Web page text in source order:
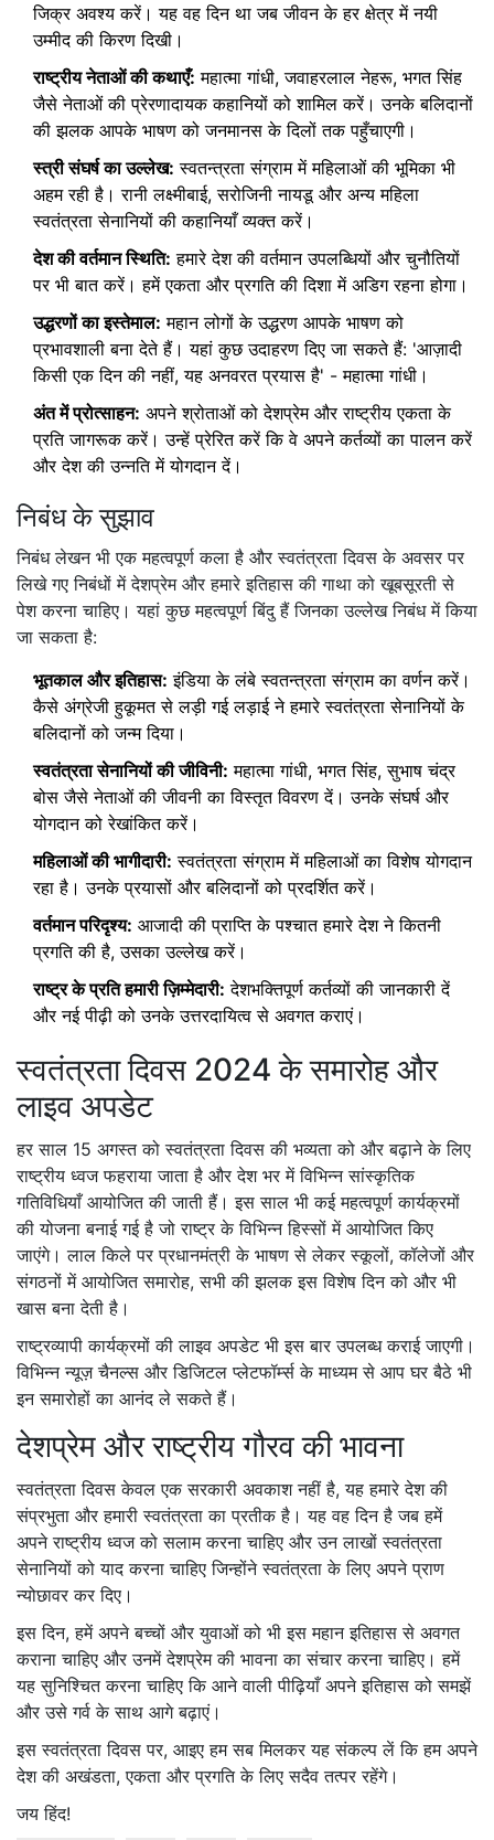
जिक्र अवश्य करें। यह वह दिन था जब जीवन के हर क्षेत्र में नयी
उम्मीद की किरण दिखी।
राष्ट्रीय नेताओं की कथाएँ: महात्मा गांधी, जवाहरलाल नेहरू, भगत सिंह
जैसे नेताओं की प्रेरणादायक कहानियों को शामिल करें। उनके बलिदानों
की झलक आपके भाषण को जनमानस के दिलों तक पहुँचाएगी।
स्त्री संघर्ष का उल्लेख: स्वतन्त्रता संग्राम में महिलाओं की भूमिका भी
अहम रही है। रानी लक्ष्मीबाई, सरोजिनी नायडू और अन्य महिला
स्वतंत्रता सेनानियों की कहानियाँ व्यक्त करें।
देश की वर्तमान स्थिति: हमारे देश की वर्तमान उपलब्धियों और चुनौतियों
पर भी बात करें। हमें एकता और प्रगति की दिशा में अडिग रहना होगा।
उद्धरणों का इस्तेमाल: महान लोगों के उद्धरण आपके भाषण को
प्रभावशाली बना देते हैं। यहां कुछ उदाहरण दिए जा सकते हैं: 'आज़ादी
किसी एक दिन की नहीं, यह अनवरत प्रयास है' - महात्मा गांधी।
अंत में प्रोत्साहन: अपने श्रोताओं को देशप्रेम और राष्ट्रीय एकता के
प्रति जागरूक करें। उन्हें प्रेरित करें कि वे अपने कर्तव्यों का पालन करें
और देश की उन्नति में योगदान दें।
निबंध के सुझाव
निबंध लेखन भी एक महत्वपूर्ण कला है और स्वतंत्रता दिवस के अवसर पर
लिखे गए निबंधों में देशप्रेम और हमारे इतिहास की गाथा को खूबसूरती से
पेश करना चाहिए। यहां कुछ महत्वपूर्ण बिंदु हैं जिनका उल्लेख निबंध में किया
जा सकता है:
भूतकाल और इतिहास: इंडिया के लंबे स्वतन्त्रता संग्राम का वर्णन करें।
कैसे अंग्रेजी हुकूमत से लड़ी गई लड़ाई ने हमारे स्वतंत्रता सेनानियों के
बलिदानों को जन्म दिया।
स्वतंत्रता सेनानियों की जीविनी: महात्मा गांधी, भगत सिंह, सुभाष चंद्र
बोस जैसे नेताओं की जीवनी का विस्तृत विवरण दें। उनके संघर्ष और
योगदान को रेखांकित करें।
महिलाओं की भागीदारी: स्वतंत्रता संग्राम में महिलाओं का विशेष योगदान
रहा है। उनके प्रयासों और बलिदानों को प्रदर्शित करें।
वर्तमान परिदृश्य: आजादी की प्राप्ति के पश्चात हमारे देश ने कितनी
प्रगति की है, उसका उल्लेख करें।
राष्ट्र के प्रति हमारी ज़िम्मेदारी: देशभक्तिपूर्ण कर्तव्यों की जानकारी दें
और नई पीढ़ी को उनके उत्तरदायित्व से अवगत कराएं।
स्वतंत्रता दिवस 2024 के समारोह और
लाइव अपडेट
हर साल 15 अगस्त को स्वतंत्रता दिवस की भव्यता को और बढ़ाने के लिए
राष्ट्रीय ध्वज फहराया जाता है और देश भर में विभिन्न सांस्कृतिक
गतिविधियाँ आयोजित की जाती हैं। इस साल भी कई महत्वपूर्ण कार्यक्रमों
की योजना बनाई गई है जो राष्ट्र के विभिन्न हिस्सों में आयोजित किए
जाएंगे। लाल किले पर प्रधानमंत्री के भाषण से लेकर स्कूलों, कॉलेजों और
संगठनों में आयोजित समारोह, सभी की झलक इस विशेष दिन को और भी
खास बना देती है।
राष्ट्रव्यापी कार्यक्रमों की लाइव अपडेट भी इस बार उपलब्ध कराई जाएगी।
विभिन्न न्यूज़ चैनल्स और डिजिटल प्लेटफॉर्म्स के माध्यम से आप घर बैठे भी
इन समारोहों का आनंद ले सकते हैं।
देशप्रेम और राष्ट्रीय गौरव की भावना
स्वतंत्रता दिवस केवल एक सरकारी अवकाश नहीं है, यह हमारे देश की
संप्रभुता और हमारी स्वतंत्रता का प्रतीक है। यह वह दिन है जब हमें
अपने राष्ट्रीय ध्वज को सलाम करना चाहिए और उन लाखों स्वतंत्रता
सेनानियों को याद करना चाहिए जिन्होंने स्वतंत्रता के लिए अपने प्राण
न्योछावर कर दिए।
इस दिन, हमें अपने बच्चों और युवाओं को भी इस महान इतिहास से अवगत
कराना चाहिए और उनमें देशप्रेम की भावना का संचार करना चाहिए। हमें
यह सुनिश्चित करना चाहिए कि आने वाली पीढ़ियाँ अपने इतिहास को समझें
और उसे गर्व के साथ आगे बढ़ाएं।
इस स्वतंत्रता दिवस पर, आइए हम सब मिलकर यह संकल्प लें कि हम अपने
देश की अखंडता, एकता और प्रगति के लिए सदैव तत्पर रहेंगे।
जय हिंद!